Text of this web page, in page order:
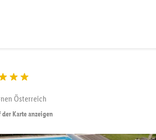
Österreich
der Karte anzeigen